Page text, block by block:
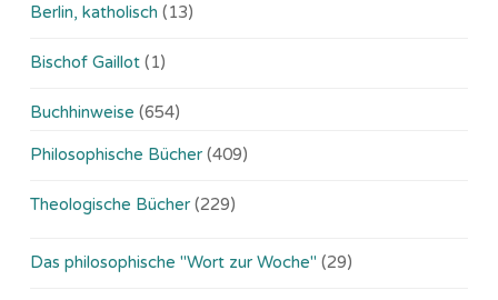
Berlin, katholisch (13)
Bischof Gaillot (1)
Buchhinweise (654)
Philosophische Bücher (409)
Theologische Bücher (229)
Das philosophische "Wort zur Woche" (29)